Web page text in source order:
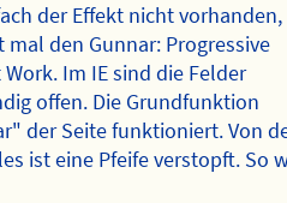
der Effekt nicht
den Gunnar: Progressive
Im IE sind die Felder
offen. Die Grundfunktion
der Seite funktioniert. Von
ist eine Pfeife verstopft. So